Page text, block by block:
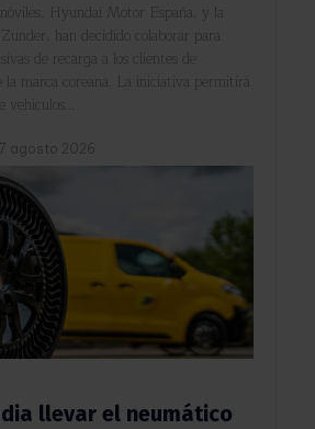
Hyundai Motor España, y la
han decidido colaborar para
de recarga a los clientes de
la marca coreana. La iniciativa permitirá
7 agosto 2026
llevar el neumático